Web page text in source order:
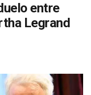
entre
Legrand